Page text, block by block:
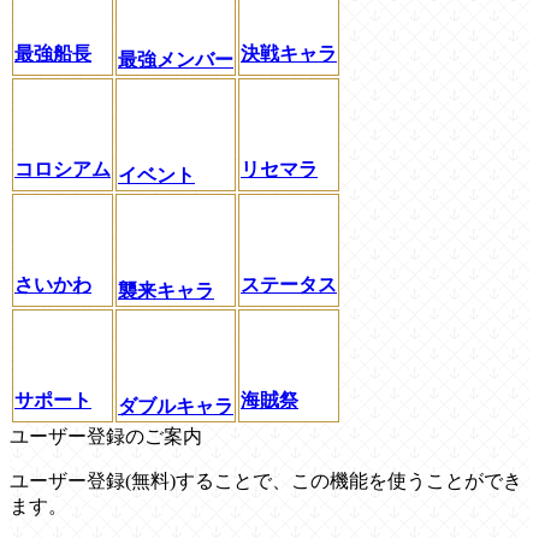
最強船長 最強メンバー 決戦キャラ
コロシアム イベント リセマラ
さいかわ 襲来キャラ ステータス
サポート ダブルキャラ 海賊祭
ユーザー登録のご案内
ユーザー登録(無料)することで、この機能を使うことができ
ます。